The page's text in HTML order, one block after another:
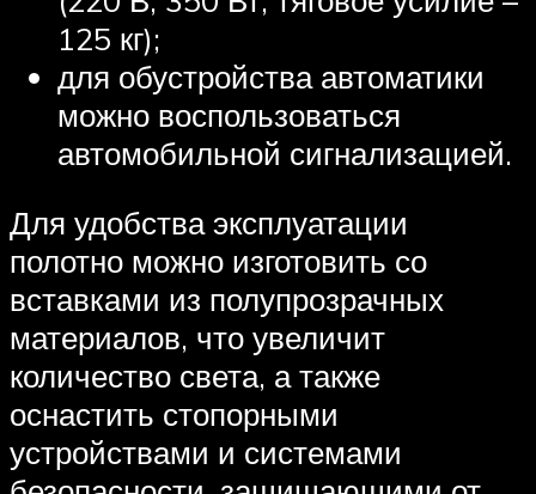
125 кг);
для обустройства автоматики
можно воспользоваться
автомобильной сигнализацией.
Для удобства эксплуатации
полотно можно изготовить со
вставками из полупрозрачных
материалов, что увеличит
количество света, а также
оснастить стопорными
устройствами и системами